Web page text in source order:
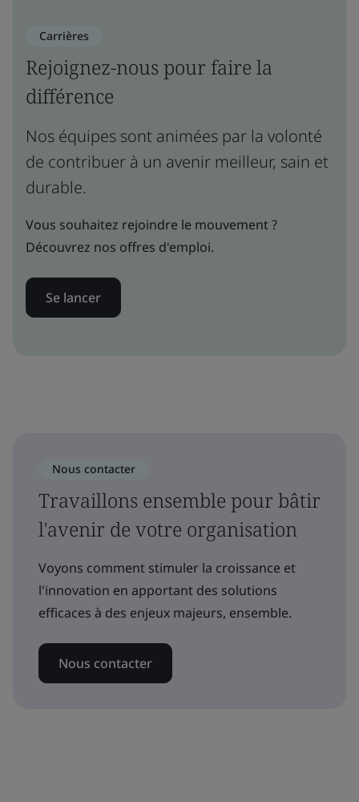
Carrières
Rejoignez-nous pour faire la
différence
Nos équipes sont animées par la volonté
de contribuer à un avenir meilleur, sain et
durable.
Vous souhaitez rejoindre le mouvement ?
Découvrez nos offres d'emploi.
Se lancer
Nous contacter
Travaillons ensemble pour bâtir
l'avenir de votre organisation
Voyons comment stimuler la croissance et
l'innovation en apportant des solutions
efficaces à des enjeux majeurs, ensemble.
Nous contacter